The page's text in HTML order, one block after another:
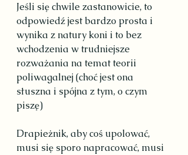
Jeśli się chwile zastanowicie, to
odpowiedź jest bardzo prosta i
wynika z natury koni i to bez
wchodzenia w trudniejsze
rozważania na temat teorii
poliwagalnej (choć jest ona
słuszna i spójna z tym, o czym
piszę)
Drapieżnik, aby coś upolować,
musi się sporo napracować, musi